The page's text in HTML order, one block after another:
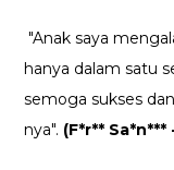
"Anak saya
hanya dalam satu
semoga sukses
nya". (F*r** Sa*n***